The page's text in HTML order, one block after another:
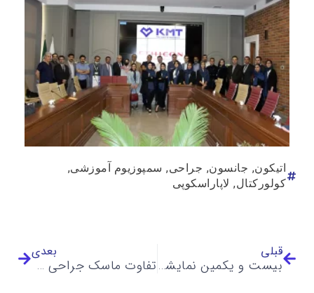
اتیکون, جانسون, جراحی, سمپوزيوم آموزشی,
كولوركتال, لاپاراسكوپی
قبلی
بیست و یکمین نمایشگاه دام، طیور و صنایع وابسته
بعدی
تفاوت ماسک جراحی و N95